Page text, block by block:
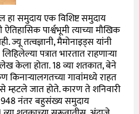
हा समुदाय एक विशिष्ट समुदाय
पार्श्वभूमी त्याच्या मौखिक
ज्यू तत्वज्ञानी, मैमोनाइड्स यांनी
पत्रात भारतात राहणाऱ्या
केला होता. 18 व्या शतकात, बेने
गावांमध्ये राहत
म्हटले जात होते. कारण ते शनिवारी
नंतर बहुसंख्य समुदाय